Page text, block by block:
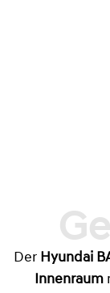
Der Hyundai
Innenraum